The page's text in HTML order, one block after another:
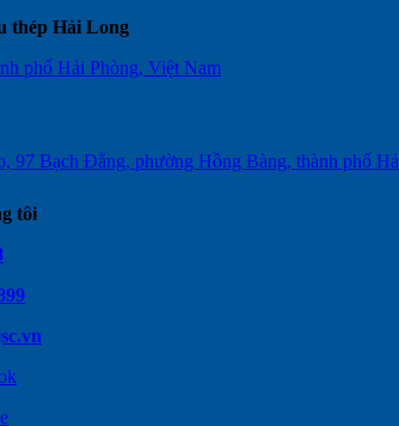
thép Hải Long
phố Hải Phòng, Việt Nam
97 Bạch Đằng, phường Hồng Bàng, thành phố
tôi